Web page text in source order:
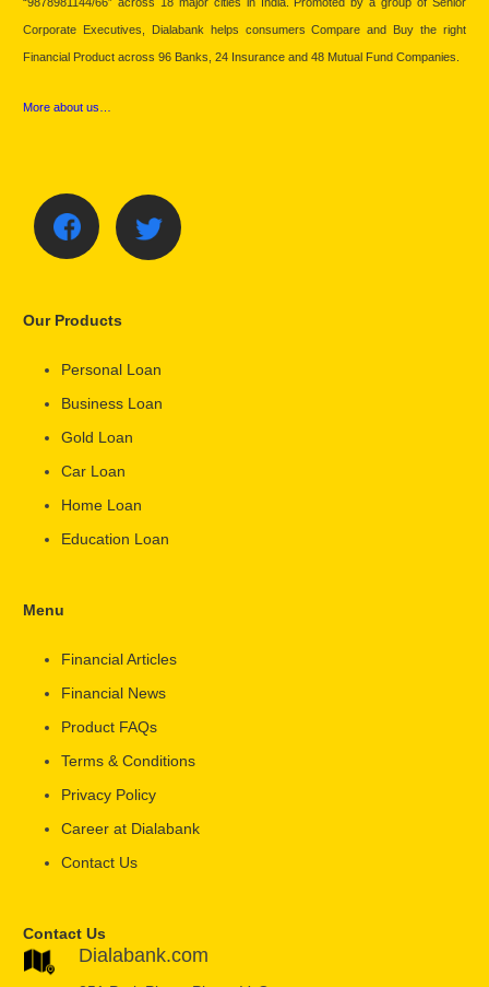
Corporate Executives, Dialabank helps consumers Compare and Buy the right
Financial Product across 96 Banks, 24 Insurance and 48 Mutual Fund Companies.
More about us…
Our Products
Personal Loan
Business Loan
Gold Loan
Car Loan
Home Loan
Education Loan
Menu
Financial Articles
Financial News
Product FAQs
Terms & Conditions
Privacy Policy
Career at Dialabank
Contact Us
Contact Us
Dialabank.com